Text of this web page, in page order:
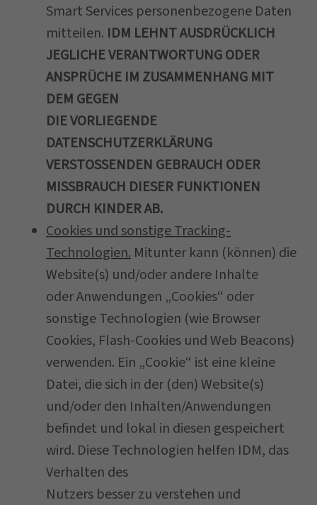
Smart Services personenbezogene Daten
mitteilen. IDM LEHNT AUSDRÜCKLICH
JEGLICHE VERANTWORTUNG ODER
ANSPRÜCHE IM ZUSAMMENHANG MIT
DEM GEGEN
DIE VORLIEGENDE
DATENSCHUTZERKLÄRUNG
VERSTOSSENDEN GEBRAUCH ODER
MISSBRAUCH DIESER FUNKTIONEN
DURCH KINDER AB.
Cookies und sonstige Tracking-
Technologien. Mitunter kann (können) die
Website(s) und/oder andere Inhalte
oder Anwendungen „Cookies“ oder
sonstige Technologien (wie Browser
Cookies, Flash-Cookies und Web Beacons)
verwenden. Ein „Cookie“ ist eine kleine
Datei, die sich in der (den) Website(s)
und/oder den Inhalten/Anwendungen
befindet und lokal in diesen gespeichert
wird. Diese Technologien helfen IDM, das
Verhalten des
Nutzers besser zu verstehen und